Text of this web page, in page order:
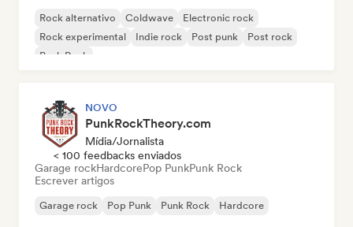
Rock alternativo Coldwave
Electronic rock
Rock experimental
Indie rock Post punk
Post rock
Punk Rock
NOVO
PunkRockTheory.com
Mídia/Jornalista
< 100 feedbacks enviados
Garage rockHardcorePop PunkPunk Rock
Escrever artigos
Garage rock Pop Punk Punk Rock Hardcore